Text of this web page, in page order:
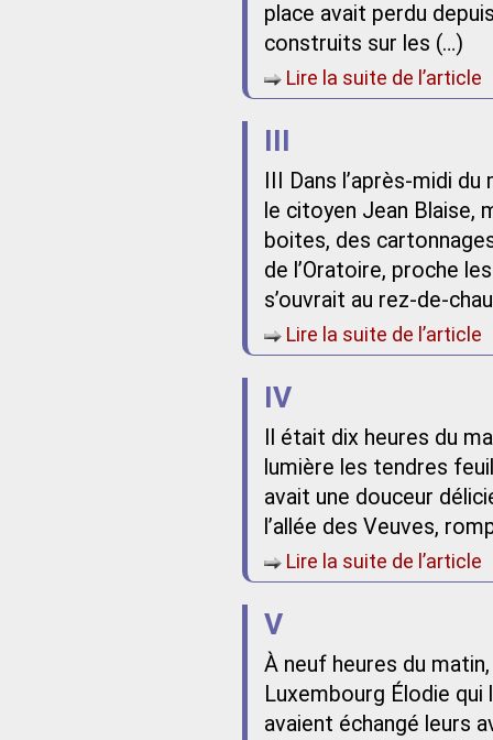
place avait perdu
construits sur les (…)
Lire la suite de l’article
III
III Dans l’après-midi
le citoyen Jean Blaise,
boites, des
de l’Oratoire, proche
s’ouvrait au rez-de-
Lire la suite de l’article
IV
Il était dix heures du
lumière les tendres
avait une douceur
l’allée des Veuves,
Lire la suite de l’article
V
À neuf heures du
Luxembourg Élodie qui
avaient échangé leurs